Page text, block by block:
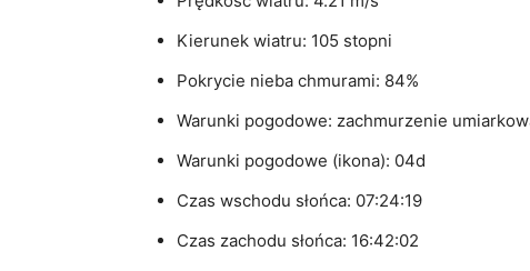
Kierunek wiatru: 105 stopni
Pokrycie nieba chmurami: 84%
Warunki pogodowe: zachmurzenie
Warunki pogodowe (ikona): 04d
Czas wschodu słońca: 07:24:19
Czas zachodu słońca: 16:42:02